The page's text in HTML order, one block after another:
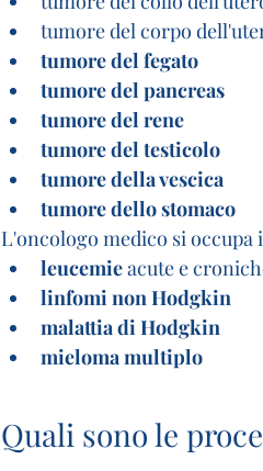
tumore del corpo
tumore del fegato
tumore del pancreas
tumore del rene
tumore del testicolo
tumore della vescica
tumore dello stomaco
L'oncologo medico si
leucemie acute e
linfomi non Hodgkin
malattia di Hodgkin
mieloma multiplo
Quali sono le